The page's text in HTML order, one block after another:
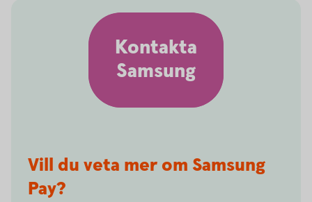
Kontakta
Samsung
Vill du veta mer om Samsung
Pay?